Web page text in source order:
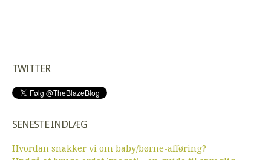
TWITTER
SENESTE INDLÆG
Hvordan snakker vi om baby/børne-afføring?